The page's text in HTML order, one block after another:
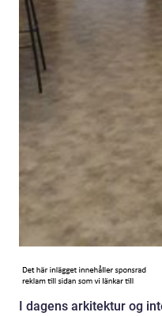
I dagens arkitektur og